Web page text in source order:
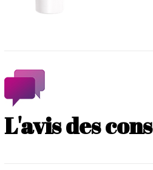
L'avis des